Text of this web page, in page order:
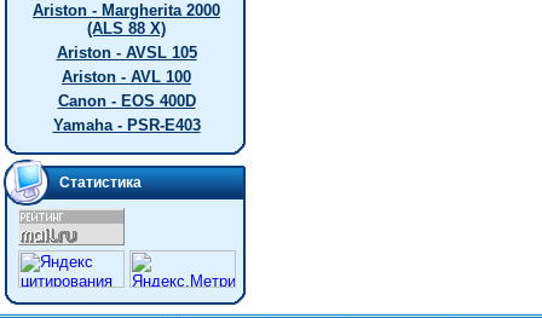
Ariston - Margherita 2000
(ALS 88 X)
Ariston - AVSL 105
Ariston - AVL 100
Canon - EOS 400D
Yamaha - PSR-E403
Статистика